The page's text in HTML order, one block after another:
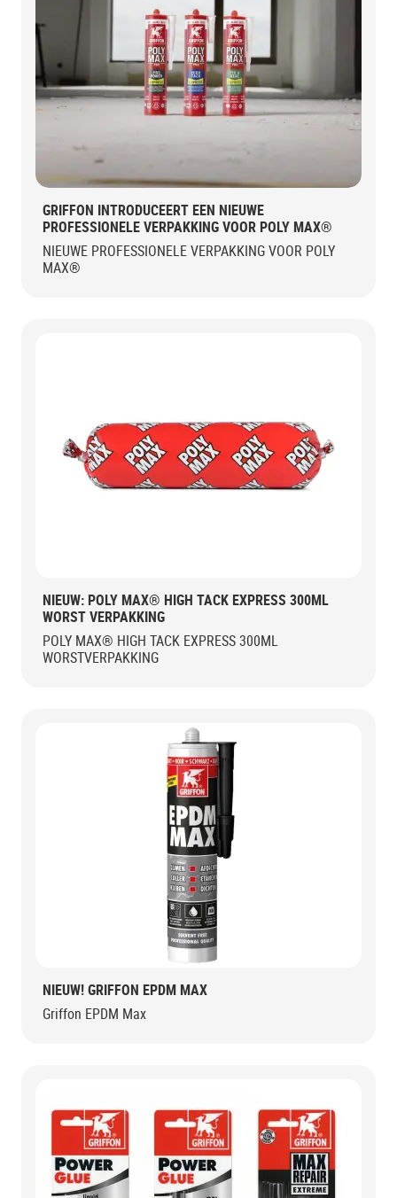
GRIFFON INTRODUCEERT EEN NIEUWE
PROFESSIONELE VERPAKKING VOOR POLY MAX®
NIEUWE PROFESSIONELE VERPAKKING VOOR POLY
MAX®
NIEUW: POLY MAX® HIGH TACK EXPRESS 300ML
WORST VERPAKKING
POLY MAX® HIGH TACK EXPRESS 300ML
WORSTVERPAKKING
NIEUW! GRIFFON EPDM MAX
Griffon EPDM Max